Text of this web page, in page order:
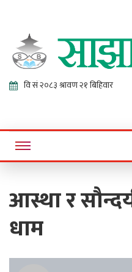
Online News Portal
आस्था र
धाम